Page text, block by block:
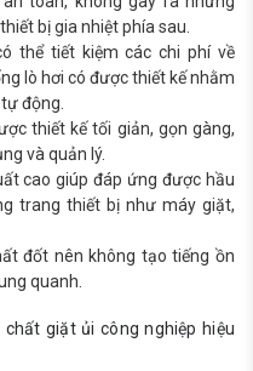
bị gia nhiệt phía sau.
thể tiết kiệm các chi phí về
lò hơi có được thiết kế nhằm
động.
thiết kế tối giản, gọn gàng,
và quản lý.
cao giúp đáp ứng được hầu
trang thiết bị như máy giặt,
đốt nên không tạo tiếng ồn
quanh.
giặt ủi công nghiệp hiệu